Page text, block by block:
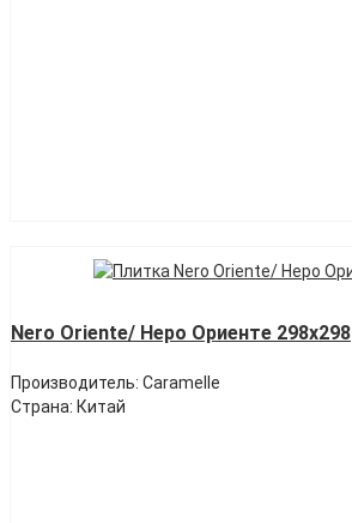
Nero Oriente/ Неро Ориенте 298х298
Производитель: Caramelle
Страна: Китай